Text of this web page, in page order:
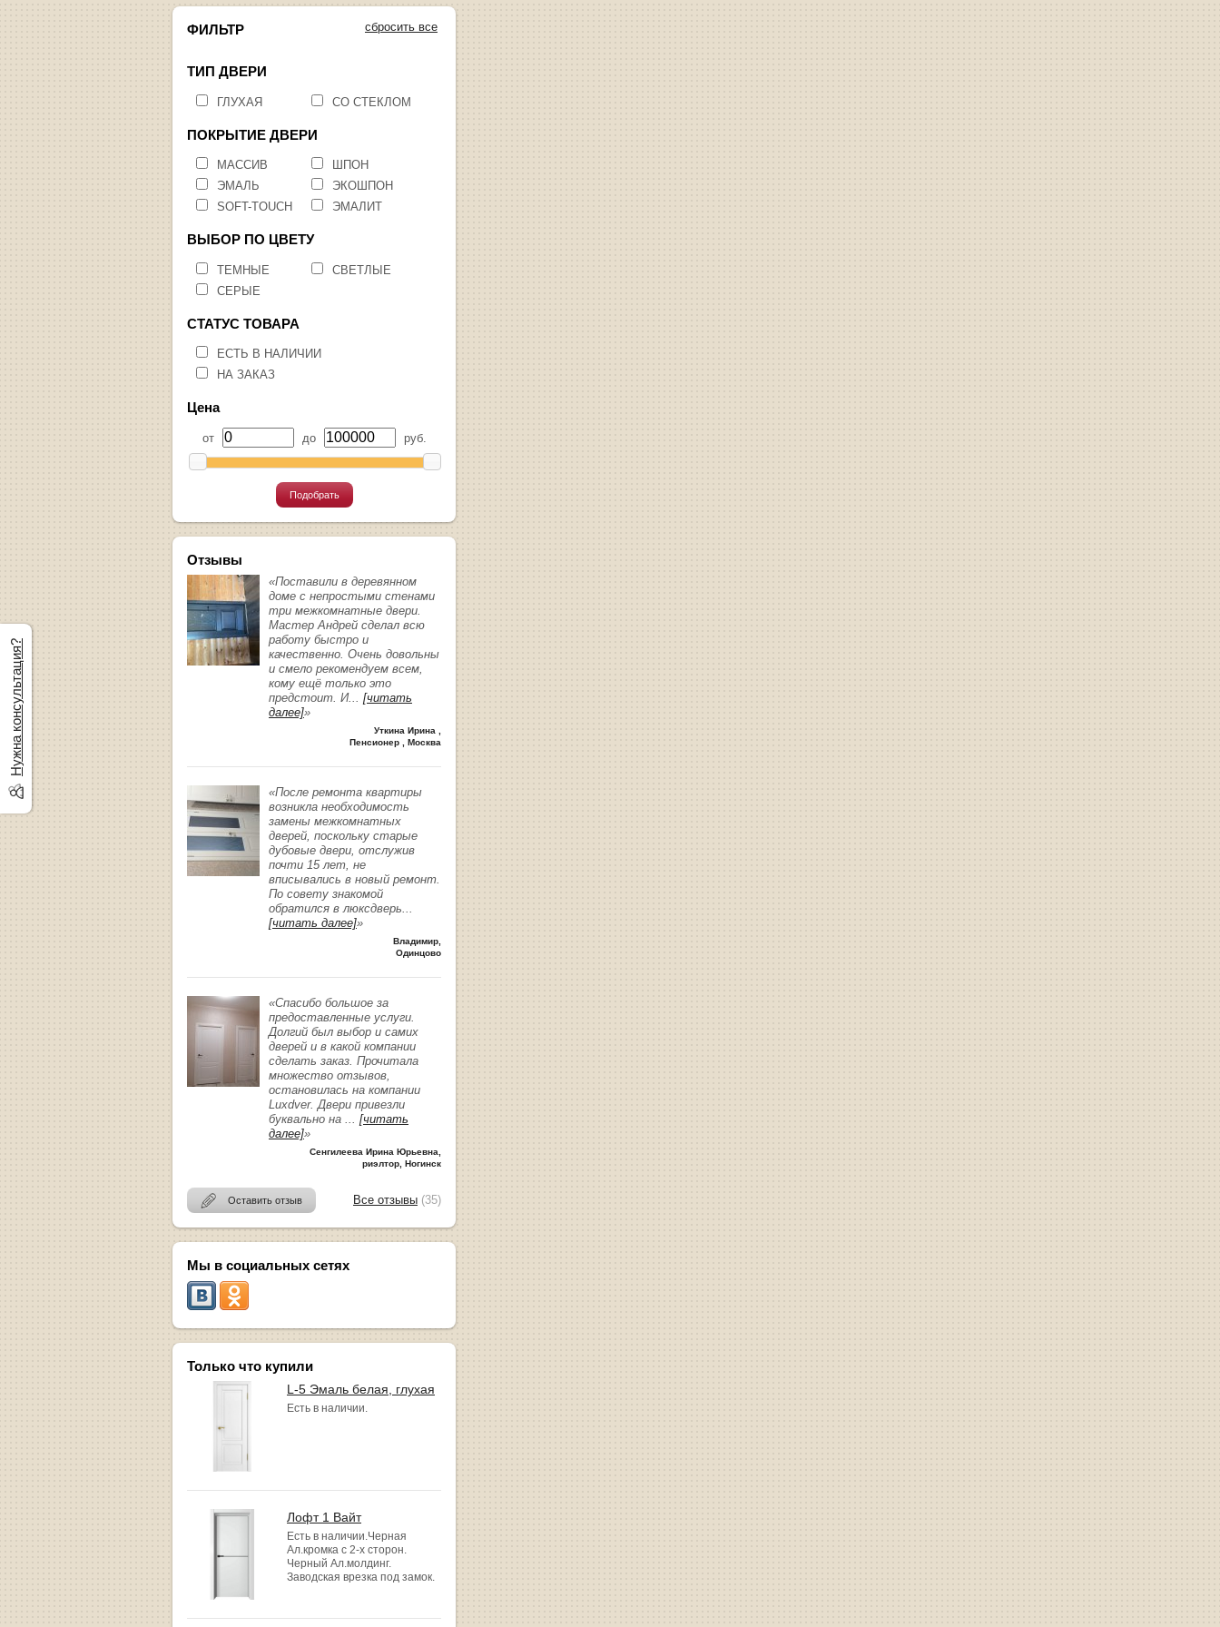
сбросить все
ФИЛЬТР
ТИП ДВЕРИ
ГЛУХАЯ СО СТЕКЛОМ
ПОКРЫТИЕ ДВЕРИ
МАССИВ
ШПОН
ЭМАЛЬ
ЭКОШПОН
SOFT-TOUCH
ЭМАЛИТ
ВЫБОР ПО ЦВЕТУ
ТЕМНЫЕ
СВЕТЛЫЕ
СЕРЫЕ
СТАТУС ТОВАРА
ЕСТЬ В НАЛИЧИИ
НА ЗАКАЗ
Цена
от до руб.
Подобрать
Отзывы
«Поставили в деревянном
доме с непростыми стенами
три межкомнатные двери.
Мастер Андрей сделал всю
работу быстро и
качественно. Очень довольны
и смело рекомендуем всем,
кому ещё только это
предстоит. И... [читать
далее]»
Уткина Ирина ,
Пенсионер , Москва
«После ремонта квартиры
возникла необходимость
замены межкомнатных
дверей, поскольку старые
дубовые двери, отслужив
почти 15 лет, не
вписывались в новый ремонт.
По совету знакомой
обратился в люксдверь...
[читать далее]»
Владимир,
Одинцово
«Спасибо большое за
предоставленные услуги.
Долгий был выбор и самих
дверей и в какой компании
сделать заказ. Прочитала
множество отзывов,
остановилась на компании
Luxdver. Двери привезли
буквально на ... [читать
далее]»
Сенгилеева Ирина Юрьевна,
риэлтор, Ногинск
Оставить отзыв Все отзывы (35)
Мы в социальных сетях
Только что купили
L-5 Эмаль белая, глухая
Есть в наличии.
Лофт 1 Вайт
Есть в наличии.Черная
Ал.кромка с 2-х сторон.
Черный Ал.молдинг.
Заводская врезка под замок.
Нужна консультация?